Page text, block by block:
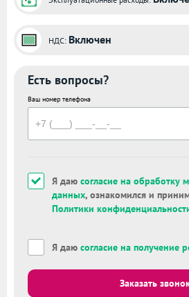
НДС: Включен
Есть вопросы?
Ваш номер телефона
Я даю согласие на обработку
данных, ознакомился и
Политики
Я даю согласие на получение
Заказать